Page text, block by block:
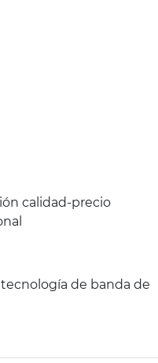
calidad-precio
de banda de